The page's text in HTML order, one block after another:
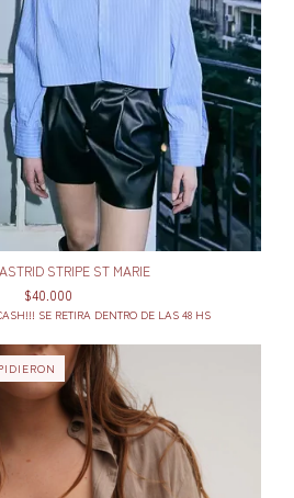
STRIPE ST MARIE
$40.000
SE RETIRA DENTRO DE LAS 48 HS